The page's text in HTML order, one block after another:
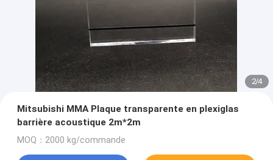
2/4
Mitsubishi MMA Plaque transparente en plexiglas
barrière acoustique 2m*2m
MOQ：2000 kg/commande